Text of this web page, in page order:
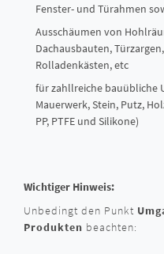
Fenster- und Türahmen
Ausschäumen von
Dachausbauten,
Rolladenkästen, etc
für zahllreiche bauübliche
Mauerwerk, Stein, Putz,
PP, PTFE und Silikone)
Wichtiger Hinweis:
Unbedingt den Punkt
Produkten beachten: